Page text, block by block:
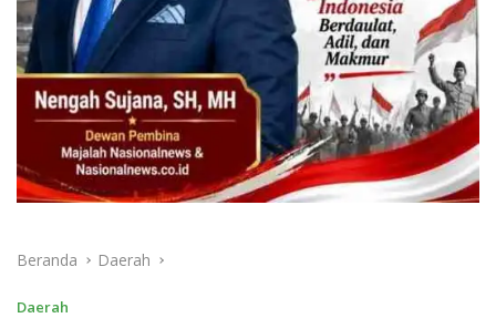
Beranda Daerah
Daerah